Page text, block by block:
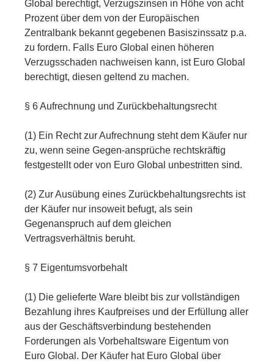
Global berechtigt, Verzugszinsen in Höhe von acht
Prozent über dem von der Europäischen
Zentralbank bekannt gegebenen Basiszinssatz p.a.
zu fordern. Falls Euro Global einen höheren
Verzugsschaden nachweisen kann, ist Euro Global
berechtigt, diesen geltend zu machen.
§ 6 Aufrechnung und Zurückbehaltungsrecht
(1) Ein Recht zur Aufrechnung steht dem Käufer nur
zu, wenn seine Gegen-ansprüche rechtskräftig
festgestellt oder von Euro Global unbestritten sind.
(2) Zur Ausübung eines Zurückbehaltungsrechts ist
der Käufer nur insoweit befugt, als sein
Gegenanspruch auf dem gleichen
Vertragsverhältnis beruht.
§ 7 Eigentumsvorbehalt
(1) Die gelieferte Ware bleibt bis zur vollständigen
Bezahlung ihres Kaufpreises und der Erfüllung aller
aus der Geschäftsverbindung bestehenden
Forderungen als Vorbehaltsware Eigentum von
Euro Global. Der Käufer hat Euro Global über